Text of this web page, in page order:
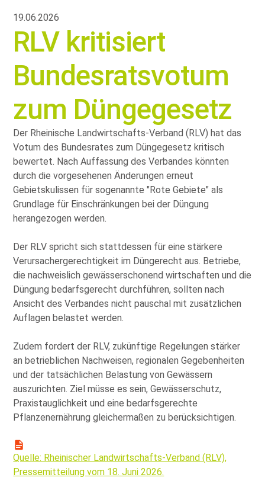
19.06.2026
RLV kritisiert
Bundesratsvotum
zum Düngegesetz
Der Rheinische Landwirtschafts-Verband (RLV) hat das
Votum des Bundesrates zum Düngegesetz kritisch
bewertet. Nach Auffassung des Verbandes könnten
durch die vorgesehenen Änderungen erneut
Gebietskulissen für sogenannte Rote Gebiete als
Grundlage für Einschränkungen bei der Düngung
herangezogen werden.
Der RLV spricht sich stattdessen für eine stärkere
Verursachergerechtigkeit im Düngerecht aus. Betriebe,
die nachweislich gewässerschonend wirtschaften und die
Düngung bedarfsgerecht durchführen, sollten nach
Ansicht des Verbandes nicht pauschal mit zusätzlichen
Auflagen belastet werden.
Zudem fordert der RLV, zukünftige Regelungen stärker
an betrieblichen Nachweisen, regionalen Gegebenheiten
und der tatsächlichen Belastung von Gewässern
auszurichten. Ziel müsse es sein, Gewässerschutz,
Praxistauglichkeit und eine bedarfsgerechte
Pflanzenernährung gleichermaßen zu berücksichtigen.
Quelle: Rheinischer Landwirtschafts-Verband (RLV),
Pressemitteilung vom 18. Juni 2026.